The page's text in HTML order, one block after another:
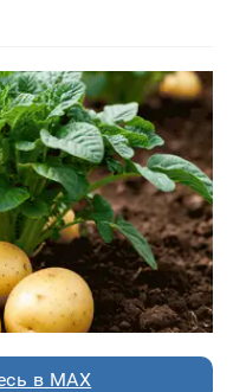
в MAX